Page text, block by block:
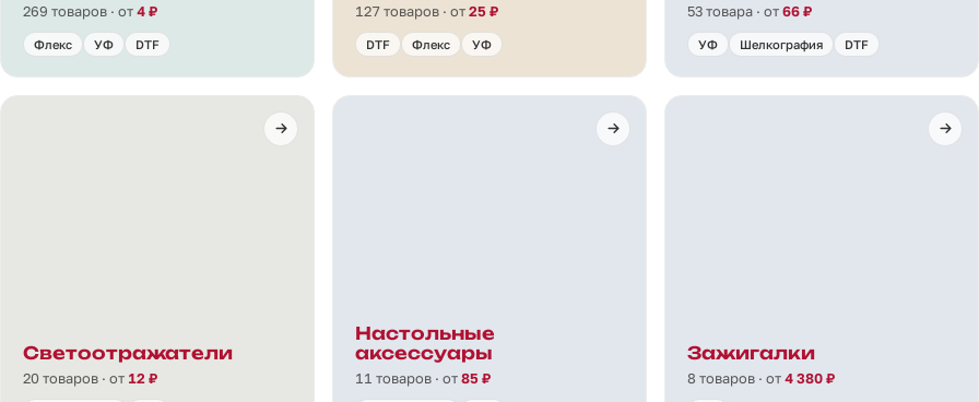
269 товаров · от4 ₽
Флекс УФ DTF
127 товаров · от25 ₽
DTF Флекс УФ
53 товара · от66 ₽
УФ Шелкография DTF
Светоотражатели
20 товаров · от 12 ₽
Настольные
аксессуары
11 товаров · от85 ₽
Зажигалки
8 товаров · от4 380 ₽